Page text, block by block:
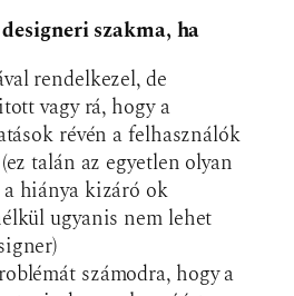
szakma, ha
rendelkezel, de
vagy rá, hogy a
révén a felhasználók
talán az egyetlen olyan
hiánya kizáró ok
ugyanis nem lehet
számodra, hogy a